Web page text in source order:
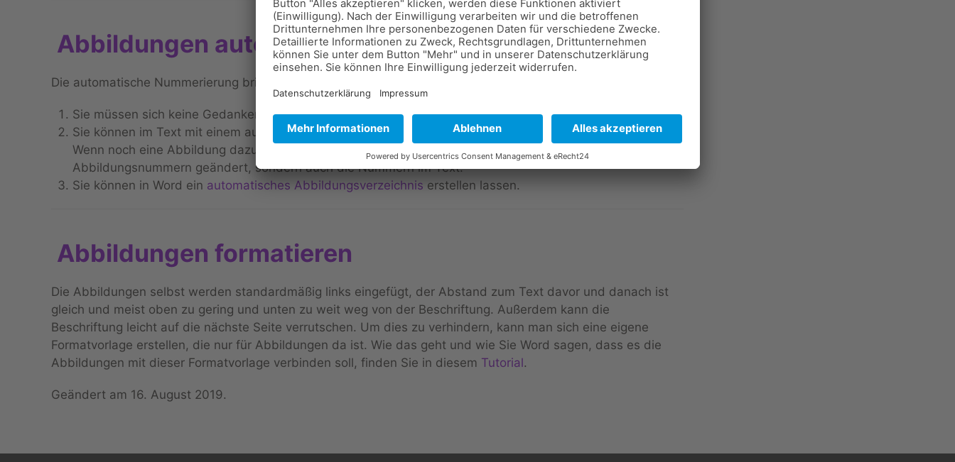
Abbildungen automatisch nummerieren
Die automatische Nummerierung bringt mehrere Vorteile gegenüber der Nummerierung per Hand:
Sie müssen sich keine Gedanken um die richtige Nummerierung machen, da Word das übernimmt.
Sie können im Text mit einem automatischen Querverweis auf Ihre Abbildungen verweisen.
Wenn noch eine Abbildung dazukommt oder eine wegfällt zwischendurch, werden nicht nur die
Abbildungsnummern geändert, sondern auch die Nummern im Text.
Sie können in Word ein automatisches Abbildungsverzeichnis erstellen lassen.
Abbildungen formatieren
Die Abbildungen selbst werden standardmäßig links eingefügt, der Abstand zum Text davor und danach ist
gleich und meist oben zu gering und unten zu weit weg von der Beschriftung. Außerdem kann die
Beschriftung leicht auf die nächste Seite verrutschen. Um dies zu verhindern, kann man sich eine eigene
Formatvorlage erstellen, die nur für Abbildungen da ist. Wie das geht und wie Sie Word sagen, dass es die
Abbildungen mit dieser Formatvorlage verbinden soll, finden Sie in diesem Tutorial.
Geändert am 16. August 2019.